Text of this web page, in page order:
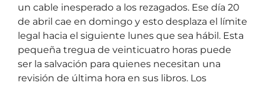
un cable inesperado a los rezagados. Ese día 20
de abril cae en domingo y esto desplaza el límite
legal hacia el siguiente lunes que sea hábil. Esta
pequeña tregua de veinticuatro horas puede
ser la salvación para quienes necesitan una
revisión de última hora en sus libros. Los